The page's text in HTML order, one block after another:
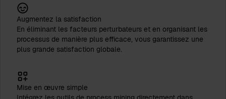
Augmentez la satisfaction
En éliminant les facteurs perturbateurs et en organisant les
processus de manière plus efficace, vous garantissez une
plus grande satisfaction globale.
Mise en œuvre simple